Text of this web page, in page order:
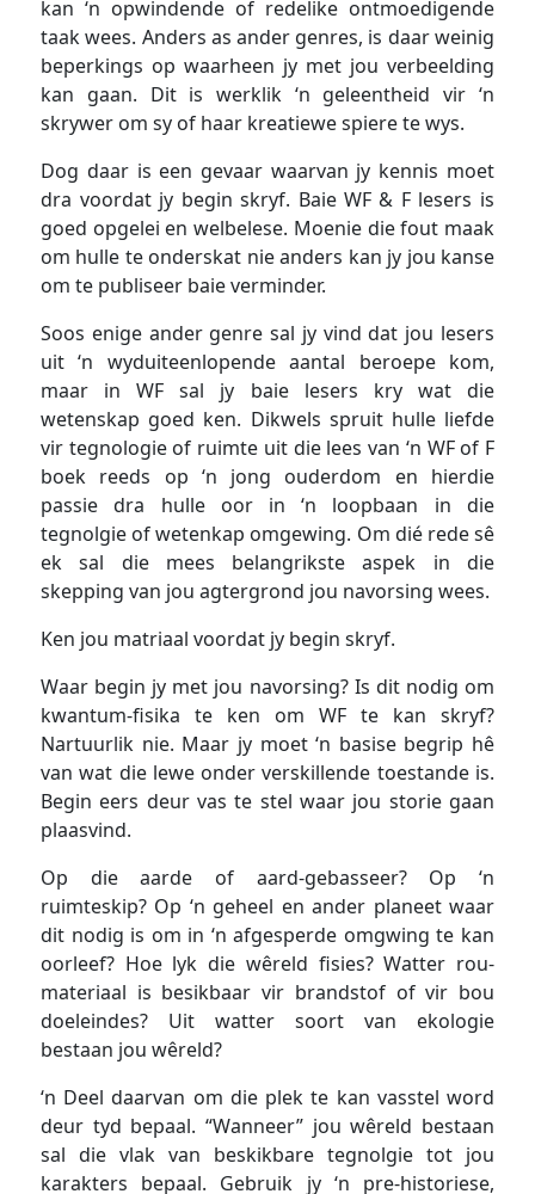
kan ‘n opwindende of redelike ontmoedigende
taak wees. Anders as ander genres, is daar weinig
beperkings op waarheen jy met jou verbeelding
kan gaan. Dit is werklik ‘n geleentheid vir ‘n
skrywer om sy of haar kreatiewe spiere te wys.
Dog daar is een gevaar waarvan jy kennis moet
dra voordat jy begin skryf. Baie WF & F lesers is
goed opgelei en welbelese. Moenie die fout maak
om hulle te onderskat nie anders kan jy jou kanse
om te publiseer baie verminder.
Soos enige ander genre sal jy vind dat jou lesers
uit ‘n wyduiteenlopende aantal beroepe kom,
maar in WF sal jy baie lesers kry wat die
wetenskap goed ken. Dikwels spruit hulle liefde
vir tegnologie of ruimte uit die lees van ‘n WF of F
boek reeds op ‘n jong ouderdom en hierdie
passie dra hulle oor in ‘n loopbaan in die
tegnolgie of wetenkap omgewing. Om dié rede sê
ek sal die mees belangrikste aspek in die
skepping van jou agtergrond jou navorsing wees.
Ken jou matriaal voordat jy begin skryf.
Waar begin jy met jou navorsing? Is dit nodig om
kwantum-fisika te ken om WF te kan skryf?
Nartuurlik nie. Maar jy moet ‘n basise begrip hê
van wat die lewe onder verskillende toestande is.
Begin eers deur vas te stel waar jou storie gaan
plaasvind.
Op die aarde of aard-gebasseer? Op ‘n
ruimteskip? Op ‘n geheel en ander planeet waar
dit nodig is om in ‘n afgesperde omgwing te kan
oorleef? Hoe lyk die wêreld fisies? Watter rou-
materiaal is besikbaar vir brandstof of vir bou
doeleindes? Uit watter soort van ekologie
bestaan jou wêreld?
‘n Deel daarvan om die plek te kan vasstel word
deur tyd bepaal. “Wanneer” jou wêreld bestaan
sal die vlak van beskikbare tegnolgie tot jou
karakters bepaal. Gebruik jy ‘n pre-historiese,